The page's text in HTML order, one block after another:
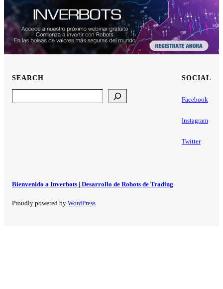
SEARCH SOCIAL
Facebook
Instagram
Twitter
Bienvenido a Inverbots | Desarrollo de Robots de Trading
Proudly powered by WordPress